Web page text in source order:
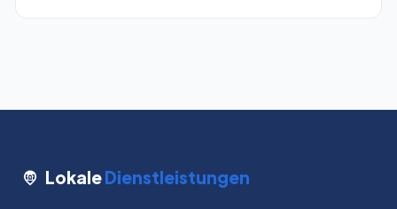
LokaleDienstleistungen